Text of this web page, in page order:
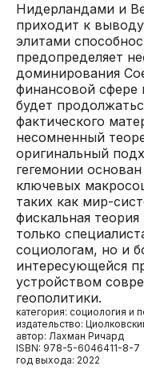
Нидерландами и
приходит к
элитами
предопределяет
доминирования
финансовой сфере
будет
фактического
несомненный
оригинальный
гегемонии
ключевых
таких как мир-
фискальная
только
социологам, но и
интересующейся
устройством
геополитики.
категория: социология и
издательство:
автор: Лахман Ричард
ISBN: 978-5-6046411-8-7
год выхода: 2022